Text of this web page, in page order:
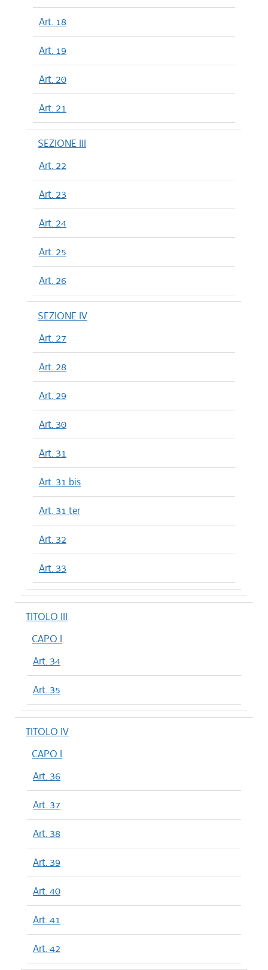
Art. 18
Art. 19
Art. 20
Art. 21
SEZIONE III
Art. 22
Art. 23
Art. 24
Art. 25
Art. 26
SEZIONE IV
Art. 27
Art. 28
Art. 29
Art. 30
Art. 31
Art. 31 bis
Art. 31 ter
Art. 32
Art. 33
TITOLO III
CAPO I
Art. 34
Art. 35
TITOLO IV
CAPO I
Art. 36
Art. 37
Art. 38
Art. 39
Art. 40
Art. 41
Art. 42